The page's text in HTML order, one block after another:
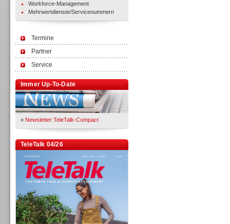
Workforce-Management
Mehrwertdienste/Servicenummern
Termine
Partner
Service
Immer Up-To-Date
» Newsletter TeleTalk-Compact
TeleTalk 04/26